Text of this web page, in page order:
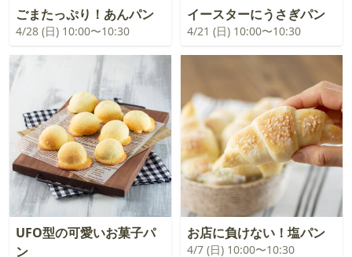
ごまたっぷり！あんパン
4/28 (日) 10:00〜10:30
イースターにうさぎパン
4/21 (日) 10:00〜10:30
UFO型の可愛いお菓子パ
ン
お店に負けない！塩パン
4/7 (日) 10:00〜10:30